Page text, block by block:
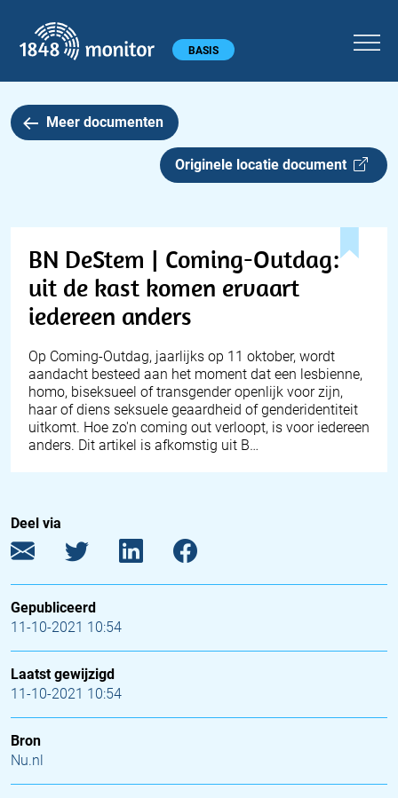
Hoofdmenu BASIS
Meer documenten
Originele locatie document
BN DeStem | Coming-Outdag:
uit de kast komen ervaart
iedereen anders
Op Coming-Outdag, jaarlijks op 11 oktober, wordt
aandacht besteed aan het moment dat een lesbienne,
homo, biseksueel of transgender openlijk voor zijn,
haar of diens seksuele geaardheid of genderidentiteit
uitkomt. Hoe zo'n coming out verloopt, is voor iedereen
anders. Dit artikel is afkomstig uit B…
Deel via
Gepubliceerd
11-10-2021 10:54
Laatst gewijzigd
11-10-2021 10:54
Bron
Nu.nl